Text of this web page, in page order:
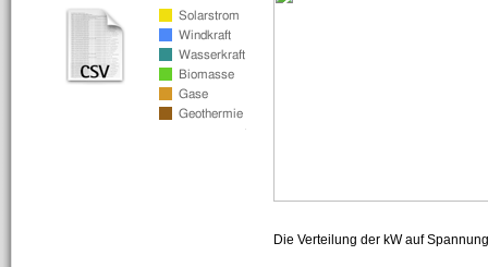
Die Verteilung der kW auf